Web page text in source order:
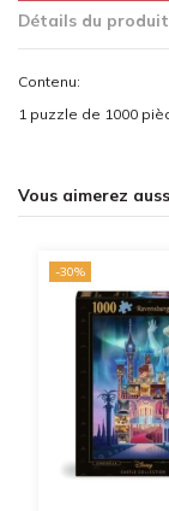
Détails du produit
Contenu:
1 puzzle de 1000
Vous aimerez
-30%